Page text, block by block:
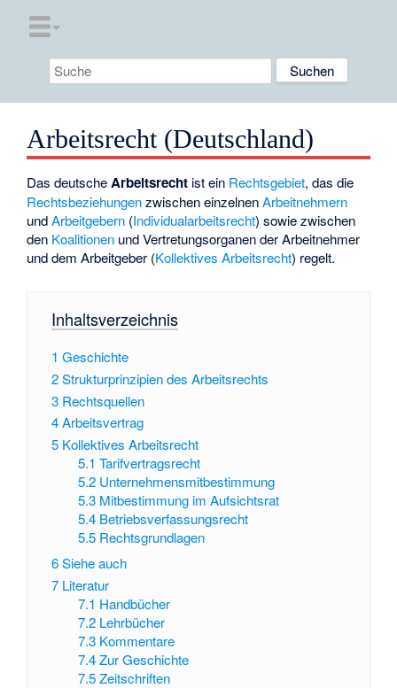
Arbeitsrecht (Deutschland)
Das deutscheArbeitsrecht ist ein Rechtsgebiet, das die
Rechtsbeziehungenzwischen einzelnenArbeitnehmern
undArbeitgebern (Individualarbeitsrecht) sowie zwischen
den Koalitionen und Vertretungsorganen der Arbeitnehmer
und dem Arbeitgeber (Kollektives Arbeitsrecht) regelt.
Inhaltsverzeichnis
1 Geschichte
2Strukturprinzipien des Arbeitsrechts
3 Rechtsquellen
4Arbeitsvertrag
5 Kollektives Arbeitsrecht
5.1 Tarifvertragsrecht
5.2 Unternehmensmitbestimmung
5.3 Mitbestimmung im Aufsichtsrat
5.4 Betriebsverfassungsrecht
5.5 Rechtsgrundlagen
6Siehe auch
7 Literatur
7.1 Handbücher
7.2 Lehrbücher
7.3 Kommentare
7.4 Zur Geschichte
7.5 Zeitschriften